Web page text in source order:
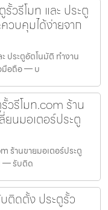
วรีโมท และ ประตู
วบคุมได้ง่ายจาก
ประตูอัตโนมัติ ทำงาน
มือถือ — บ
รีโมท.com ร้าน
ยนมอเตอร์ประตู
ร้านขายมอเตอร์ประตู
— รับติด
ติดตั้ง ประตูรั้ว